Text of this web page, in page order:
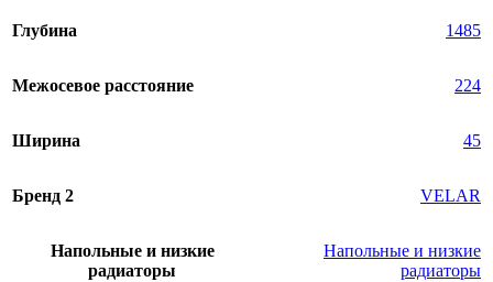
Глубина 1485
Межосевое расстояние 224
Ширина 45
Бренд 2 VELAR
Напольные и низкие
радиаторы
Напольные и низкие
радиаторы